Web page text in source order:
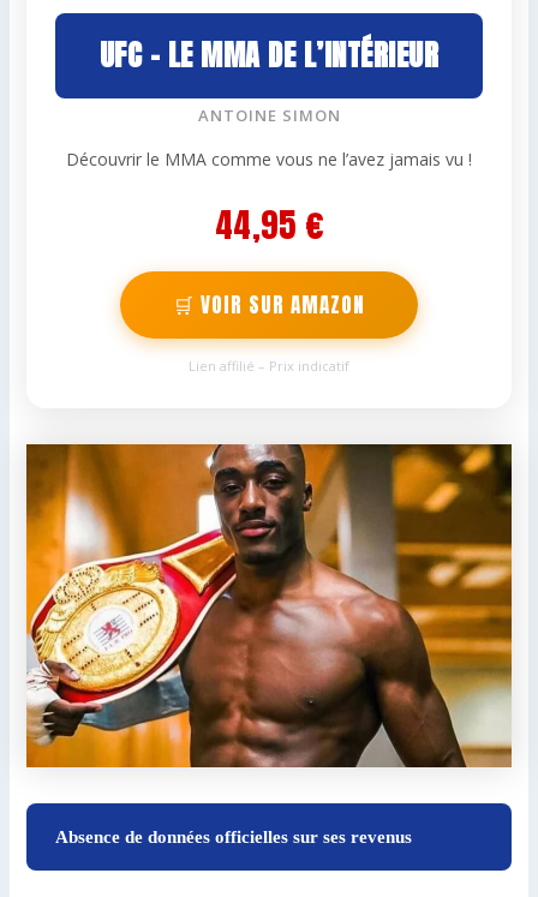
UFC – LE MMA DE L’INTÉRIEUR
ANTOINE SIMON
Découvrir le MMA comme vous ne l’avez jamais vu !
44,95 €
🛒 VOIR SUR AMAZON
Lien affilié – Prix indicatif
Absence de données officielles sur ses revenus